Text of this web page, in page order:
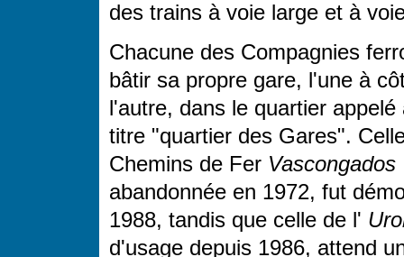
des trains à voie large et à
Chacune des Compagnies
bâtir sa propre gare, l'une à
l'autre, dans le quartier appelé
titre "quartier des Gares".
Chemins de Fer Vascongados
abandonnée en 1972, fut
1988, tandis que celle de l'
d'usage depuis 1986, attend